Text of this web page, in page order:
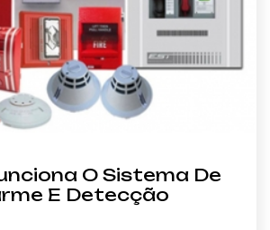
O Sistema De
E Detecção